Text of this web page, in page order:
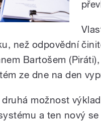
než odpovědní
Bartošem
ze dne na den
možnost
a ten nový